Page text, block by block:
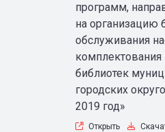
программ,
на организацию
обслуживания
библиотек
городских
2019 год»
Открыть